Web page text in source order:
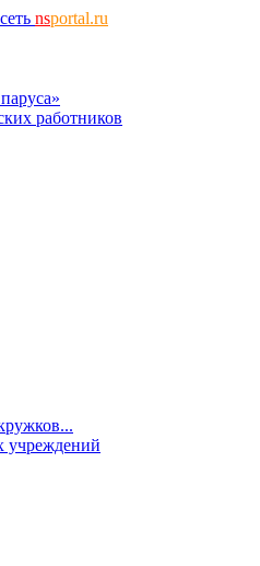
nsportal.ru
работников
учреждений